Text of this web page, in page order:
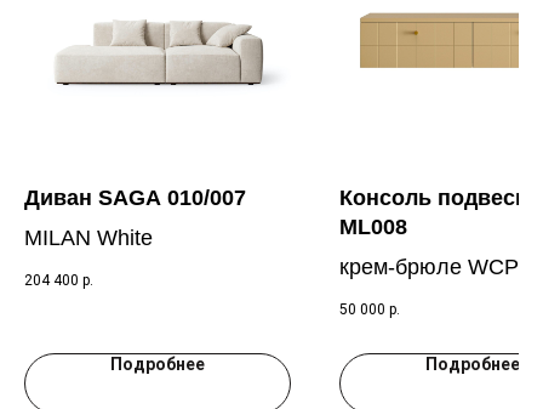
Диван SAGA 010/007
MILAN White
204 400 р.
Подробнее
Консоль
ML008
крем-брюле WCP
50 000 р.
Подробнее